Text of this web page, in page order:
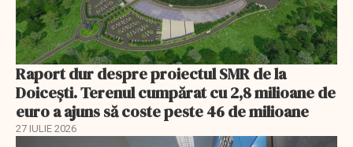
Raport dur despre proiectul SMR de la
Doicești. Terenul cumpărat cu 2,8 milioane de
euro a ajuns să coste peste 46 de milioane
27 IULIE 2026